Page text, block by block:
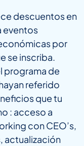
descuentos en
eventos
por
se inscriba.
programa de
referido
que tu
: acceso a
con CEO’s,
actualización